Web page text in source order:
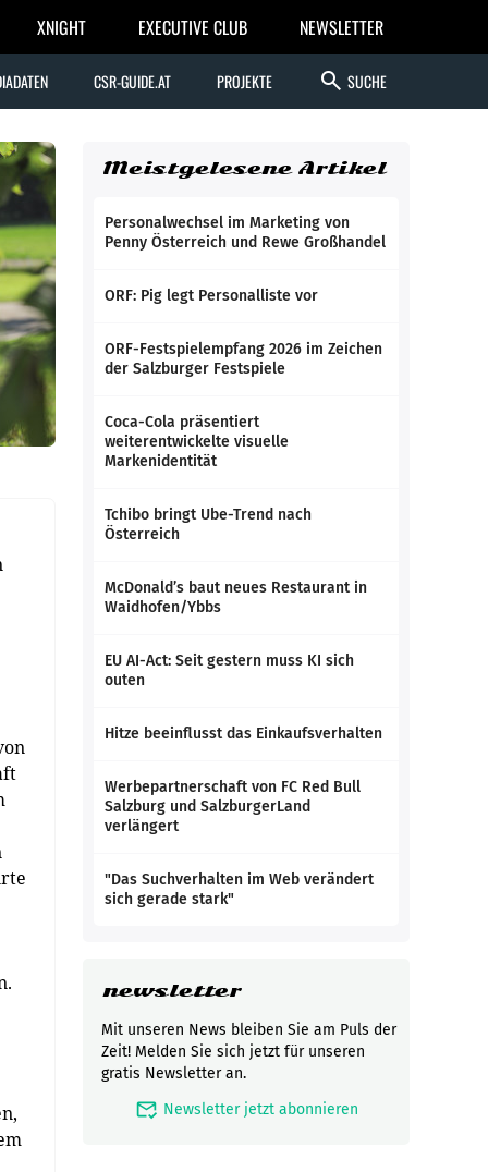
XNIGHT EXECUTIVE CLUB NEWSLETTER
CSR-GUIDE.AT PROJEKTE search SUCHE
Meistgelesene Artikel
Personalwechsel im Marketing von
Penny Österreich und Rewe Großhandel
ORF: Pig legt Personalliste vor
ORF-Festspielempfang 2026 im Zeichen
der Salzburger Festspiele
Coca-Cola präsentiert
weiterentwickelte visuelle
Markenidentität
Tchibo bringt Ube-Trend nach
Österreich
McDonald’s baut neues Restaurant in
Waidhofen/Ybbs
EU AI-Act: Seit gestern muss KI sich
outen
Hitze beeinflusst das Einkaufsverhalten
Werbepartnerschaft von FC Red Bull
Salzburg und SalzburgerLand
verlängert
"Das Suchverhalten im Web verändert
sich gerade stark"
newsletter
Mit unseren News bleiben Sie am Puls der
Zeit! Melden Sie sich jetzt für unseren
gratis Newsletter an.
mark_email_read Newsletter jetzt abonnieren